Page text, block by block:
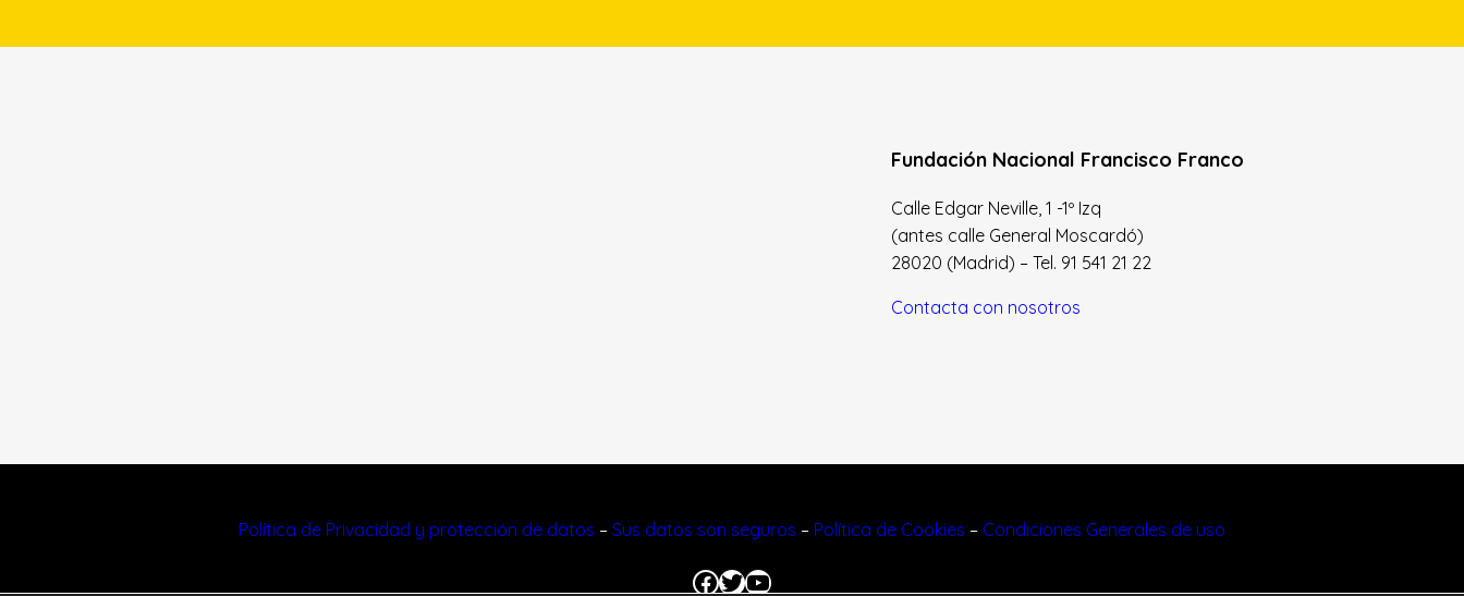
Fundación Nacional Francisco Franco
Calle Edgar Neville, 1 -1º Izq
(antes calle General Moscardó)
28020 (Madrid) – Tel. 91 541 21 22
Contacta con nosotros
Política de Privacidad y protección de datos – Sus datos son seguros – Política de Cookies – Condiciones Generales de uso
Facebook
Twitter
YouTube